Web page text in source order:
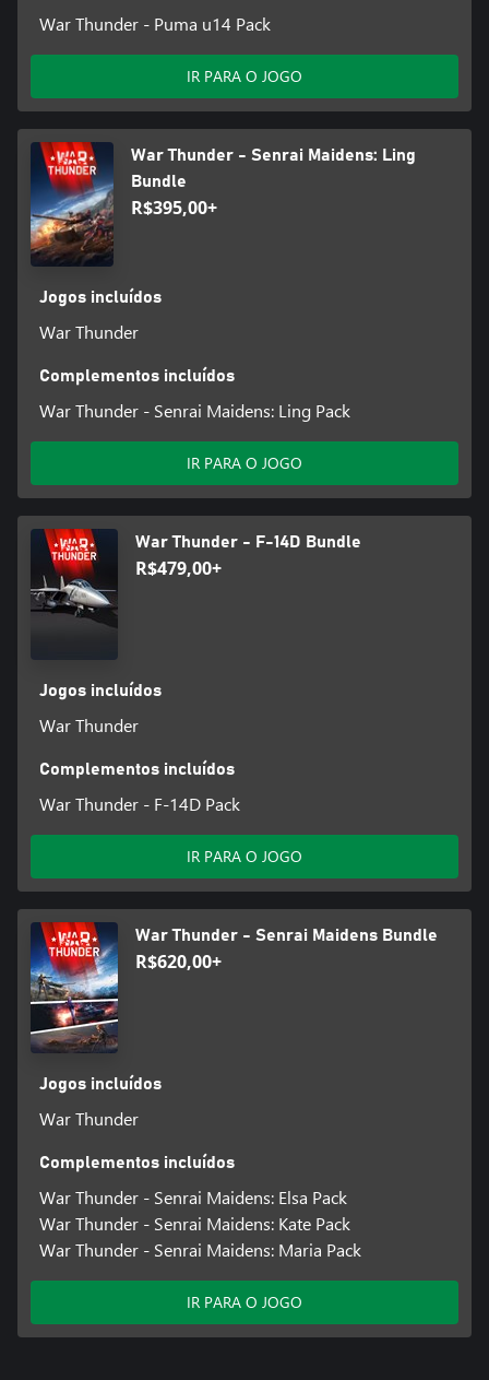
War Thunder - Puma u14 Pack
IR PARA O JOGO
War Thunder - Senrai Maidens: Ling
Bundle
R$395,00+
Jogos incluídos
War Thunder
Complementos incluídos
War Thunder - Senrai Maidens: Ling Pack
IR PARA O JOGO
War Thunder - F-14D Bundle
R$479,00+
Jogos incluídos
War Thunder
Complementos incluídos
War Thunder - F-14D Pack
IR PARA O JOGO
War Thunder - Senrai Maidens Bundle
R$620,00+
Jogos incluídos
War Thunder
Complementos incluídos
War Thunder - Senrai Maidens: Elsa Pack
War Thunder - Senrai Maidens: Kate Pack
War Thunder - Senrai Maidens: Maria Pack
IR PARA O JOGO